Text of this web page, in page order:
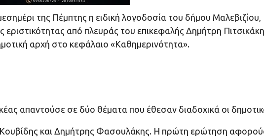
της Πέμπτης η ειδική λογοδοσία του δήμου Μαλεβιζίου,
εριστικότητας από πλευράς του επικεφαλής Δημήτρη
αρχή στο κεφάλαιο «Καθημερινότητα».
απαντούσε σε δύο θέματα που έθεσαν διαδοχικά οι
Κουβίδης και Δημήτρης Φασουλάκης. Η πρώτη ερώτηση